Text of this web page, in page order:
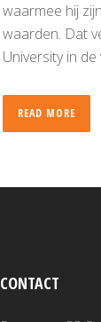
waarmee hij
waarden. Dat
University in
READ MORE
CONTACT